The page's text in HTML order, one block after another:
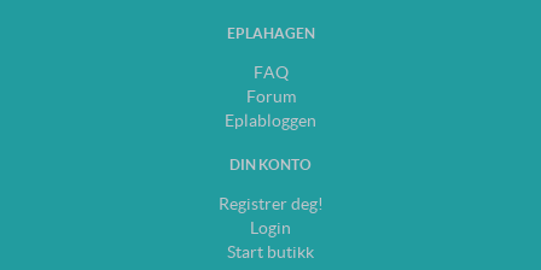
EPLAHAGEN
FAQ
Forum
Eplabloggen
DIN KONTO
Registrer deg!
Login
Start butikk